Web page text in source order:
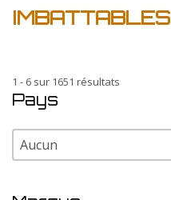
IMBATTABLES
1 - 6 sur 1651 résultats
Pays
Pays
Pays